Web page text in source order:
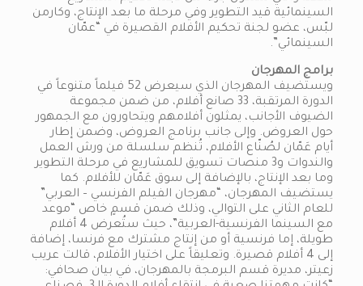
السينمائية قيد التطوير وفي مرحلة ما بعد الإنتاج، وكارمن
لبّس، عضو لجنة تحكيم الأفلام القصيرة في “عمّان
السينمائي”.
برامج المهرجان
ويستضيف المهرجان الذي سيعرض 52 فيلماً متنوعاً في
الدورة المرتقبة، 33 صانع أفلام، من ضمن مجموعة
الضيوف الأجانب، يمثلون أفلامهم ويتحاورون مع الجمهور
حول العروض. وإلى جانب برنامج العروض، وضمن إطار
أيام عَمّان لصُنّاع الأفلام، تُنظم سلسلة من ورش العمل
والندوات و3 منصات تسويق للمشاريع في مرحلة التطوير
وما بعد الإنتاج، بالإضافة إلى سوق عَمّان للأفلام. كما
يستضيف المهرجان، “مهرجان الفيلم الفرنسي – العربي”
للعام الثاني على التوالي، وذلك ضمن قسمٍ خاص “موعد
مع السينما الفرنسية-العربية”، حيث ستُعرض 4 أفلام
طويلة، إما فرنسية أو من إنتاج مشترك مع فرنسا، إضافة
إلى 4 أفلام قصيرة. وتعليقاً على اختيار الأفلام، قالت عريب
زعيتر، مديرة قسم البرمجة بالمهرجان، في بيان صحافي: